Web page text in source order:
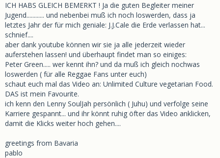
ICH HABS GLEICH BEMERKT ! Ja die guten Begleiter meiner
Jugend............ und nebenbei muß ich noch loswerden, dass ja
letztes Jahr der für mich geniale: J.J.Cale die Erde verlassen hat...
schnief....
aber dank youtube können wir sie ja alle jederzeit wieder
auferstehen lassen! und überhaupt findet man so einiges:
Peter Green..... wer kennt ihn? und da muß ich gleich nochwas
loswerden ( für alle Reggae Fans unter euch)
schaut euch mal das Video an: Unlimited Culture vegetarian Food.
DAS ist mein Favourite.
ich kenn den Lenny SoulJah persönlich ( Juhu) und verfolge seine
Karriere gespannt... und ihr könnt ruhig öfter das Video anklicken,
damit die Klicks weiter hoch gehen....
greetings from Bavaria
pablo